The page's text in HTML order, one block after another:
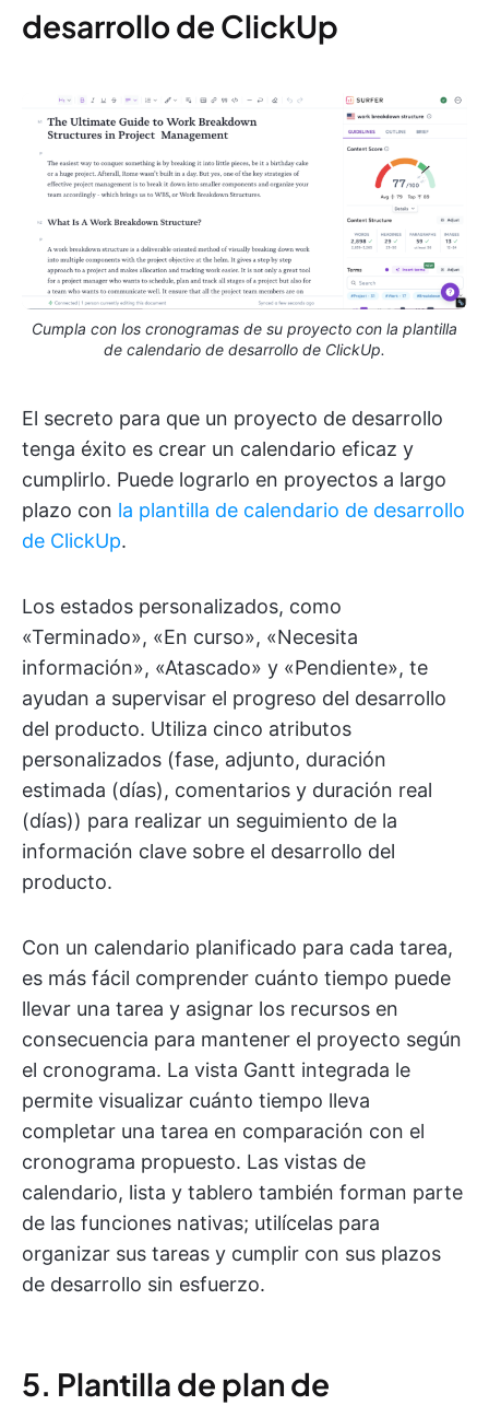
desarrollo de ClickUp
Cumpla con los cronogramas de su proyecto con la plantilla
de calendario de desarrollo de ClickUp.
El secreto para que un proyecto de desarrollo
tenga éxito es crear un calendario eficaz y
cumplirlo. Puede lograrlo en proyectos a largo
plazo con la plantilla de calendario de desarrollo
de ClickUp.
Los estados personalizados, como
«Terminado», «En curso», «Necesita
información», «Atascado» y «Pendiente», te
ayudan a supervisar el progreso del desarrollo
del producto. Utiliza cinco atributos
personalizados (fase, adjunto, duración
estimada (días), comentarios y duración real
(días)) para realizar un seguimiento de la
información clave sobre el desarrollo del
producto.
Con un calendario planificado para cada tarea,
es más fácil comprender cuánto tiempo puede
llevar una tarea y asignar los recursos en
consecuencia para mantener el proyecto según
el cronograma. La vista Gantt integrada le
permite visualizar cuánto tiempo lleva
completar una tarea en comparación con el
cronograma propuesto. Las vistas de
calendario, lista y tablero también forman parte
de las funciones nativas; utilícelas para
organizar sus tareas y cumplir con sus plazos
de desarrollo sin esfuerzo.
5. Plantilla de plan de